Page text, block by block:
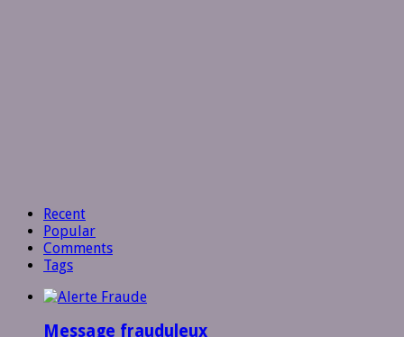
Recent
Popular
Comments
Tags
Message frauduleux